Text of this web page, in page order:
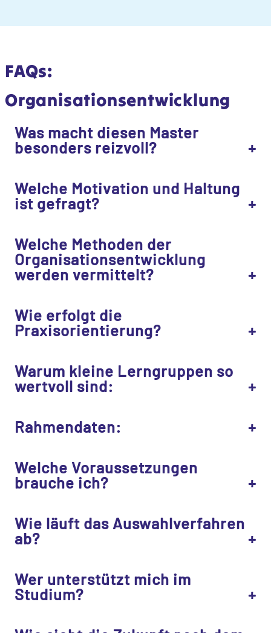
FAQs:
Organisationsentwicklung
Was macht diesen Master
besonders reizvoll?
Welche Motivation und Haltung
ist gefragt?
Welche Methoden der
Organisationsentwicklung
werden vermittelt?
Wie erfolgt die
Praxisorientierung?
Warum kleine Lerngruppen so
wertvoll sind:
Rahmendaten:
Welche Voraussetzungen
brauche ich?
Wie läuft das Auswahlverfahren
ab?
Wer unterstützt mich im
Studium?